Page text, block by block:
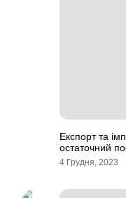
Експорт та
остаточний
4 Грудня, 2023